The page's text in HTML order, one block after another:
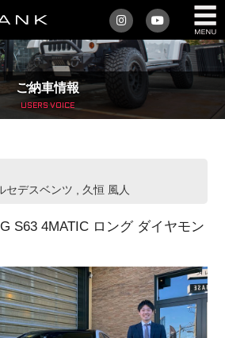
ご納車情報
USERS VOICE
セデスベンツ , 久恒 風人
S63 4MATIC ロング ダイヤモン